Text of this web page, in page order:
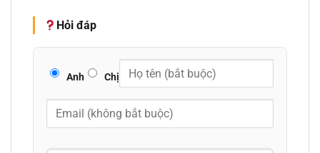
Hỏi đáp
Anh Chị